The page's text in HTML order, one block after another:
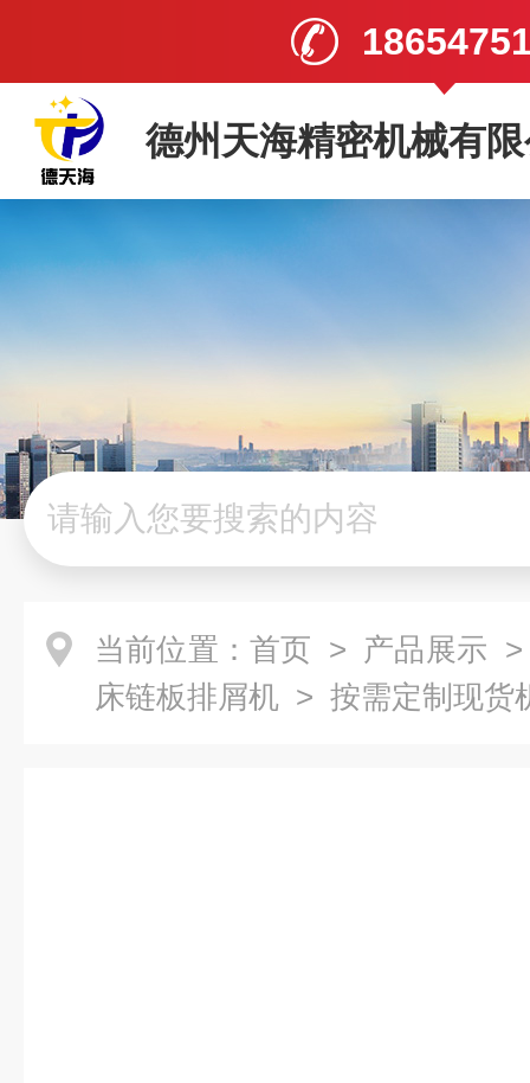
德州天海精密机械有
当前位置： 首页 > 产品展示
床链板排屑机 > 按需定制现货